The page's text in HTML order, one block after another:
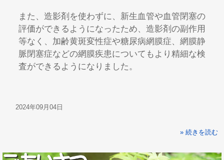
また、造影剤を使わずに、新生血管や血管閉塞の
評価ができるようになったため、造影剤の副作用
等なく、加齢黄斑変性症や糖尿病網膜症、網膜静
脈閉塞症などの網膜疾患についてもより精細な検
査ができるようになりました。
2024年09月04日
» 続きを読む